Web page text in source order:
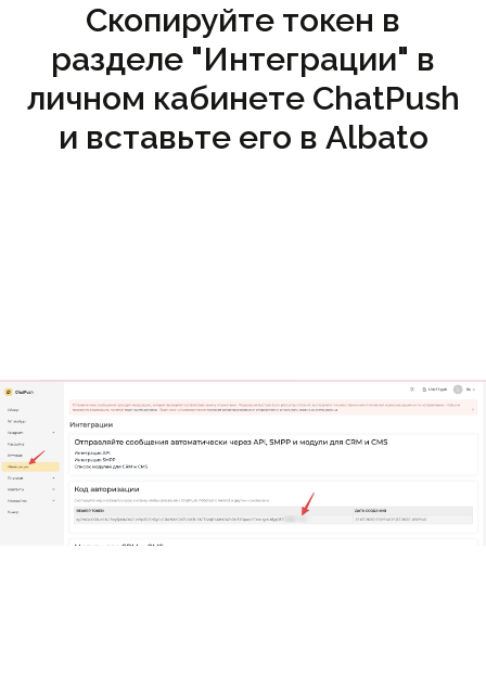
Скопируйте токен в
разделе "Интеграции" в
личном кабинете ChatPush
и вставьте его в Albato